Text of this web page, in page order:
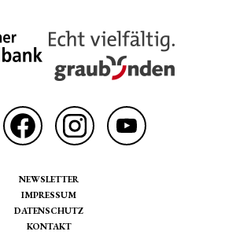
NEWSLETTER
IMPRESSUM
DATENSCHUTZ
KONTAKT